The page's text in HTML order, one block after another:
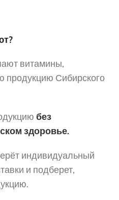
витамины,
продукцию Сибирского
без
здоровье.
индивидуальный
и подберет,